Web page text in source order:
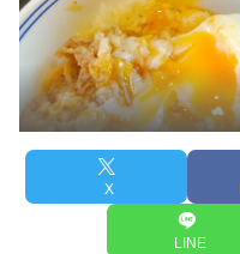
X
LINE